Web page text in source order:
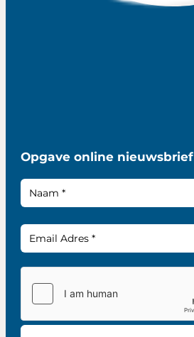
Opgave online nieuwsbrief